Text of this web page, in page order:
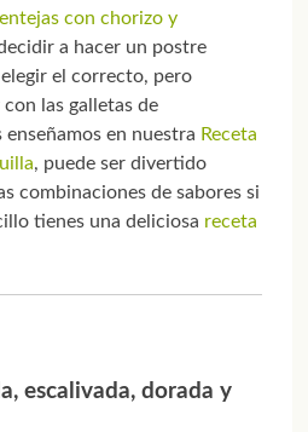
lentejas con chorizo y
a hacer un postre
el correcto, pero
las galletas de
en nuestra Receta
, puede ser divertido
combinaciones de sabores si
tienes una deliciosa receta
escalivada, dorada y